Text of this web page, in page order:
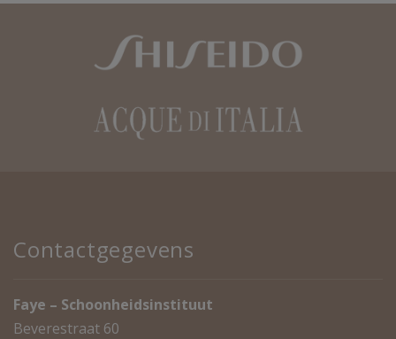
Contactgegevens
Faye – Schoonheidsinstituut
Beverestraat 60